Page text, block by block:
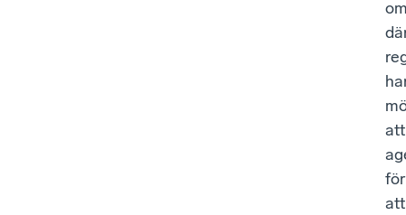
att
för
att